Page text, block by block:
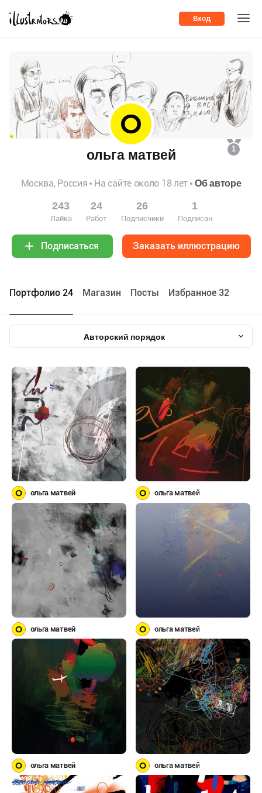
Вход
1
ольга матвей
Москва, Россия На сайте около 18 лет Об авторе
243
Лайка
24
Работ
26
Подписчики
1
Подписан
Подписаться Заказать иллюстрацию
Портфолио 24 Maгазин Посты Избранное 32
Авторский порядок
ольга матвей ольга матвей
ольга матвей ольга матвей
ольга матвей ольга матвей